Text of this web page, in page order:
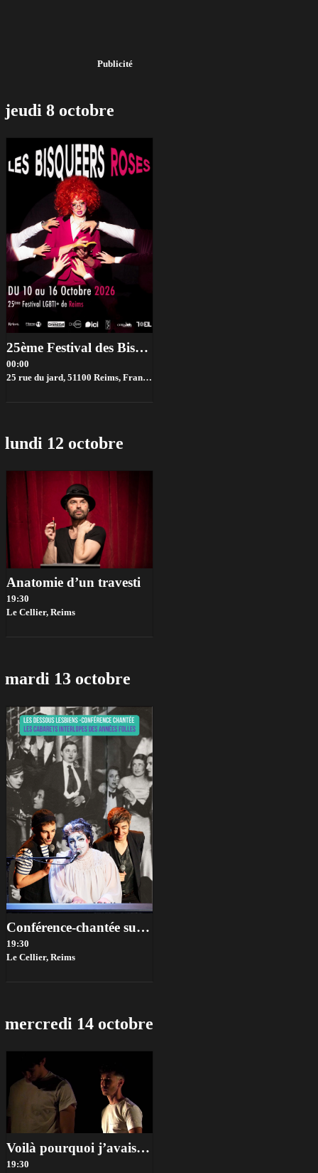
Publicité
jeudi 8 octobre
25ème Festival des Bisqueers Roses
00:00
25 rue du jard, 51100 Reims, France,
lundi 12 octobre
Anatomie d’un travesti
19:30
Le Cellier, Reims
mardi 13 octobre
Conférence-chantée sur les cabarets lesbiens de la Belle époque
19:30
Le Cellier, Reims
mercredi 14 octobre
Voilà pourquoi j’avais décidé que je ne serais jamais PD
19:30